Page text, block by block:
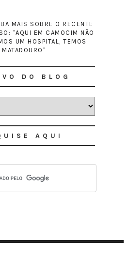
MAIS SOBRE O RECENTE
"AQUI EM CAMOCIM NÃO
UM HOSPITAL, TEMOS
MATADOURO"
DO BLOG
AQUI